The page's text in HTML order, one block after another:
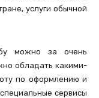
услуги обычной
можно за очень
обладать какими-
по оформлению и
сервисы